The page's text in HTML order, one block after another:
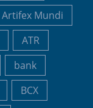
Artifex Mundi
ATR
bank
BCX